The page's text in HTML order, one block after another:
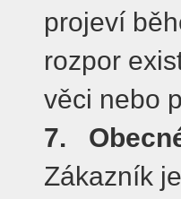
projeví
rozpor
věci nebo
7.
Zákazník